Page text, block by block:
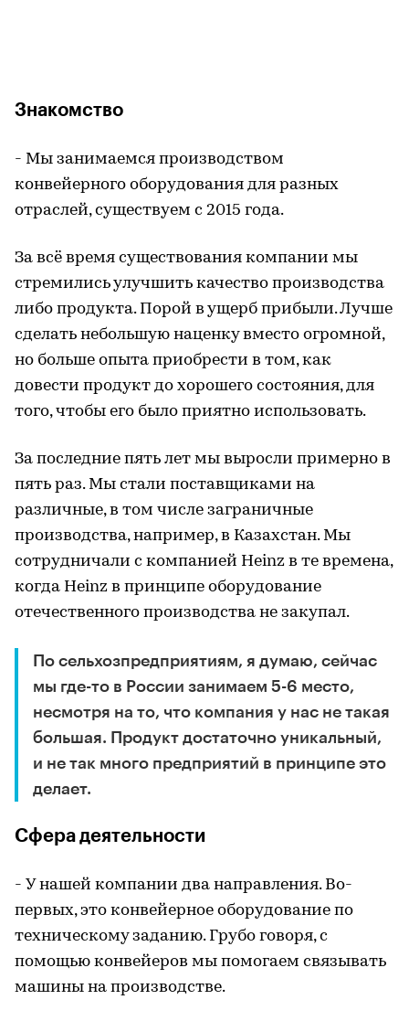
Знакомство
- Мы занимаемся производством
конвейерного оборудования для разных
отраслей, существуем с 2015 года.
За всё время существования компании мы
стремились улучшить качество производства
либо продукта. Порой в ущерб прибыли. Лучше
сделать небольшую наценку вместо огромной,
но больше опыта приобрести в том, как
довести продукт до хорошего состояния, для
того, чтобы его было приятно использовать.
За последние пять лет мы выросли примерно в
пять раз. Мы стали поставщиками на
различные, в том числе заграничные
производства, например, в Казахстан. Мы
сотрудничали с компанией Heinz в те времена,
когда Heinz в принципе оборудование
отечественного производства не закупал.
По сельхозпредприятиям, я думаю, сейчас
мы где-то в России занимаем 5-6 место,
несмотря на то, что компания у нас не такая
большая. Продукт достаточно уникальный,
и не так много предприятий в принципе это
делает.
Сфера деятельности
- У нашей компании два направления. Во-
первых, это конвейерное оборудование по
техническому заданию. Грубо говоря, с
помощью конвейеров мы помогаем связывать
машины на производстве.